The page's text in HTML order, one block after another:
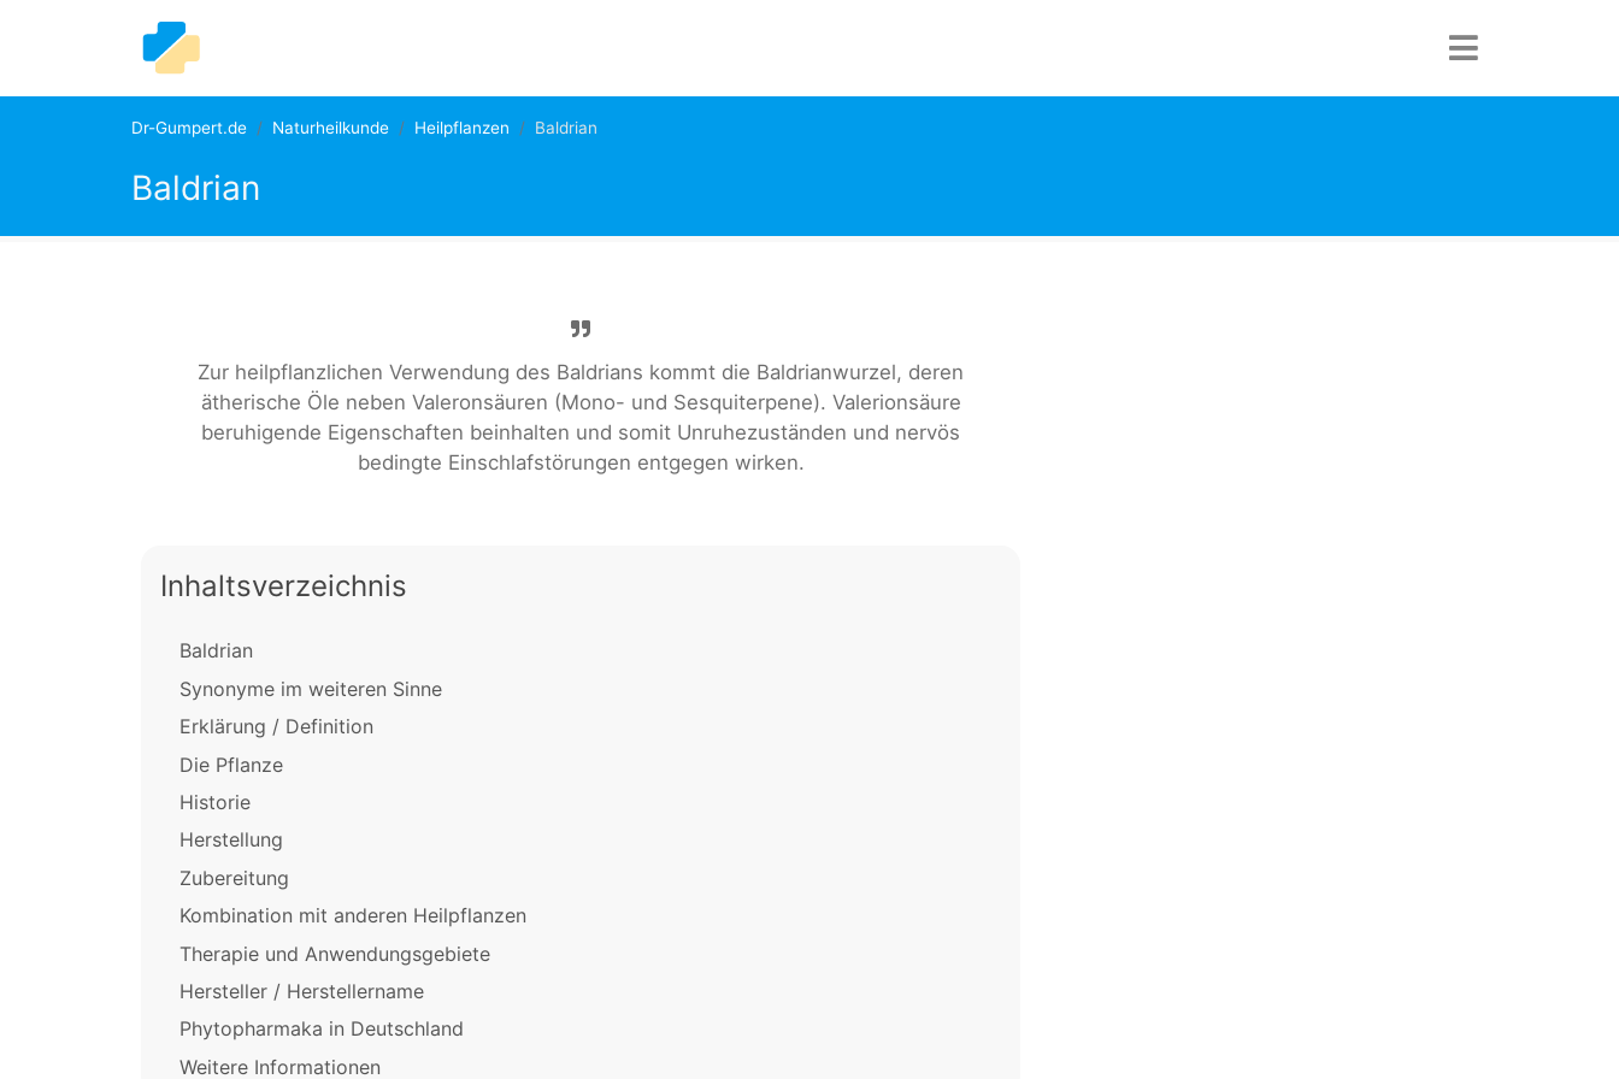
Dr-Gumpert.de Naturheilkunde Heilpflanzen Baldrian
Baldrian
Zur heilpflanzlichen Verwendung des Baldrians kommt die Baldrianwurzel, deren
ätherische Öle neben Valeronsäuren (Mono- und Sesquiterpene). Valerionsäure
beruhigende Eigenschaften beinhalten und somit Unruhezuständen und nervös
bedingte Einschlafstörungen entgegen wirken.
Inhaltsverzeichnis
Baldrian
Synonyme im weiteren Sinne
Erklärung / Definition
Die Pflanze
Historie
Herstellung
Zubereitung
Kombination mit anderen Heilpflanzen
Therapie und Anwendungsgebiete
Hersteller / Herstellername
Phytopharmaka in Deutschland
Weitere Informationen